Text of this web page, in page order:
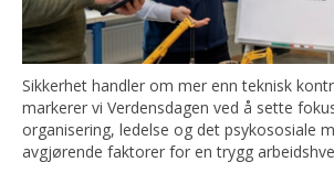
Sikkerhet handler om mer enn teknisk
markerer vi Verdensdagen ved å sette
organisering, ledelse og det psykososiale
avgjørende faktorer for en trygg